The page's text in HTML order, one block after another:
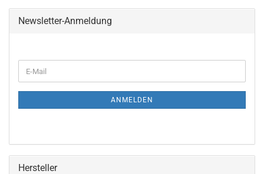
Newsletter-Anmeldung
ZUR
E-
Mail
ANMELDEN
Hersteller